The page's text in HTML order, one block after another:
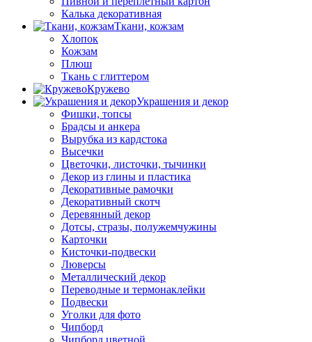
Калька декоративная
Ткани, кожзам
Хлопок
Кожзам
Плюш
Ткань с глиттером
Кружево
Украшения и декор
Фишки, топсы
Брадсы и анкера
Вырубка из кардстока
Высечки
Цветочки, листочки, тычинки
Декор из глины и пластика
Декоративные рамочки
Декоративный скотч
Деревянный декор
Дотсы, стразы, полужемчужины
Карточки
Кисточки-подвески
Люверсы
Металлический декор
Переводные и термонаклейки
Подвески
Уголки для фото
Чипборд